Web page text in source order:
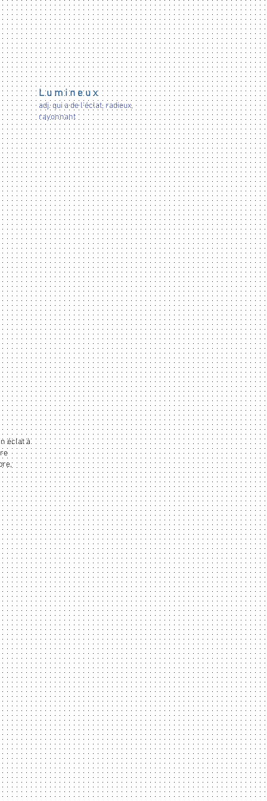
éclat à
L u m i n e u x
adj. qui a de l'éclat, radieux,
rayonnant